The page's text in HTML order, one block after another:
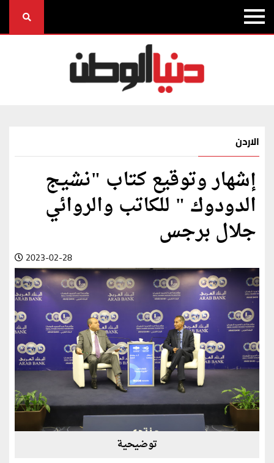
الاردن
إشهار وتوقيع كتاب "نشيج
الدودوك " للكاتب والروائي
جلال برجس
2023-02-28
توضيحية